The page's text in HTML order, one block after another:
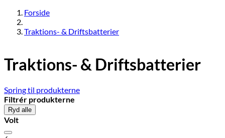
Forside
Traktions- & Driftsbatterier
Traktions- & Driftsbatterier
Spring til produkterne
Filtrér produkterne
Ryd alle
Volt